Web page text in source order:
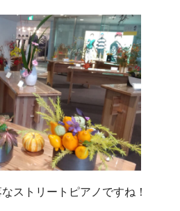
ストリートピアノですね！